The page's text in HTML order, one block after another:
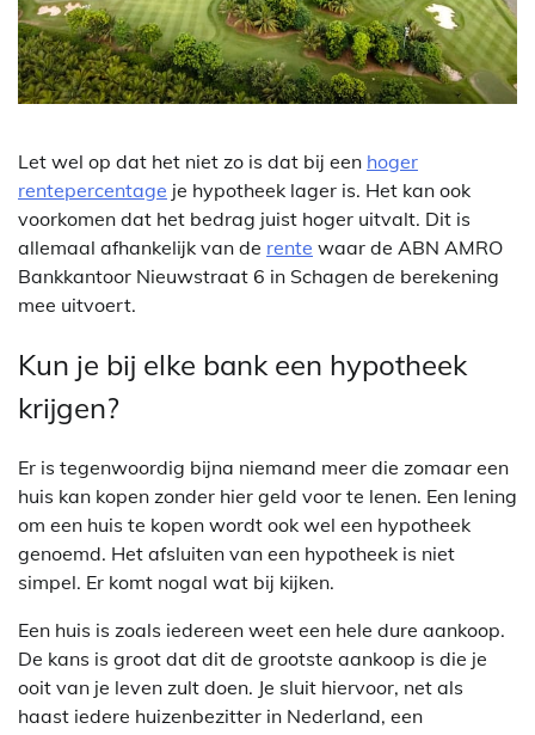
Let wel op dat het niet zo is dat bij een hoger
rentepercentage je hypotheek lager is. Het kan ook
voorkomen dat het bedrag juist hoger uitvalt. Dit is
allemaal afhankelijk van de rente waar de ABN AMRO
Bankkantoor Nieuwstraat 6 in Schagen de berekening
mee uitvoert.
Kun je bij elke bank een hypotheek
krijgen?
Er is tegenwoordig bijna niemand meer die zomaar een
huis kan kopen zonder hier geld voor te lenen. Een lening
om een huis te kopen wordt ook wel een hypotheek
genoemd. Het afsluiten van een hypotheek is niet
simpel. Er komt nogal wat bij kijken.
Een huis is zoals iedereen weet een hele dure aankoop.
De kans is groot dat dit de grootste aankoop is die je
ooit van je leven zult doen. Je sluit hiervoor, net als
haast iedere huizenbezitter in Nederland, een